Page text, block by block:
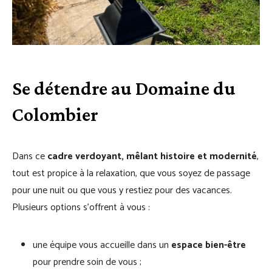
Se détendre au Domaine du
Colombier
Dans cecadre verdoyant, mêlant histoire et modernité,
tout est propice à la relaxation, que vous soyez de passage
pour une nuit ou que vous y restiez pour des vacances.
Plusieurs options s’offrent à vous :
une équipe vous accueille dans un espace bien-être
pour prendre soin de vous ;